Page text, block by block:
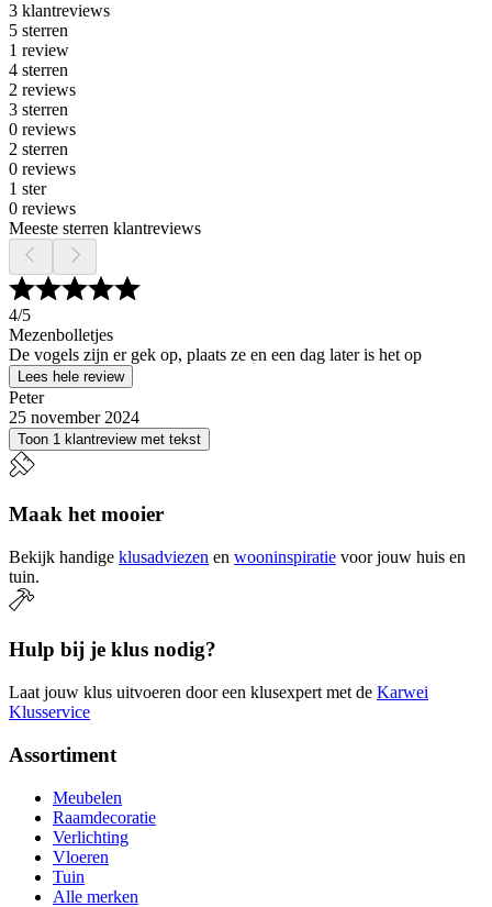
3 klantreviews
5 sterren
1 review
4 sterren
2 reviews
3 sterren
0 reviews
2 sterren
0 reviews
1 ster
0 reviews
Meeste sterren klantreviews
4/5
Mezenbolletjes
De vogels zijn er gek op, plaats ze en een dag later is het op
Lees hele review
Peter
25 november 2024
Toon 1 klantreview met tekst
Maak het mooier
Bekijk handige klusadviezen en wooninspiratie voor jouw huis en
tuin.
Hulp bij je klus nodig?
Laat jouw klus uitvoeren door een klusexpert met de Karwei
Klusservice
Assortiment
Meubelen
Raamdecoratie
Verlichting
Vloeren
Tuin
Alle merken